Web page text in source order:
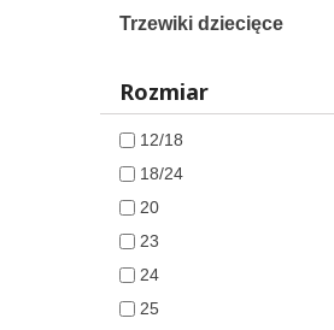
Trzewiki dziecięce
Rozmiar
12/18
18/24
20
23
24
25